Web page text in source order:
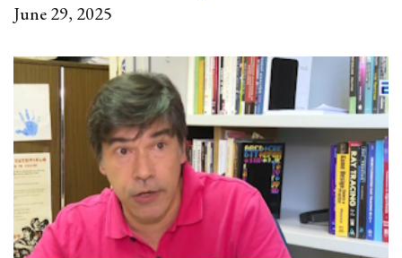
June 29, 2025